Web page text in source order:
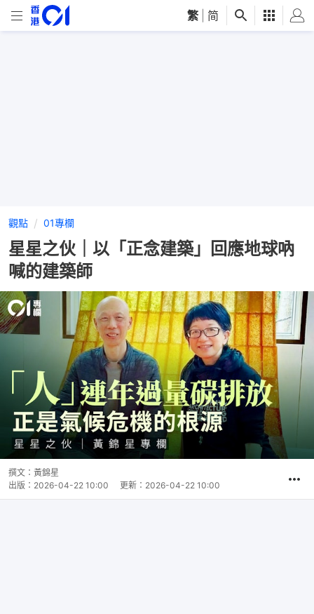
繁 简
觀點 01專欄
星星之伙｜以「正念建築」回應地球吶
喊的建築師
撰文： 黃錦星
出版： 2026-04-22 10:00 更新： 2026-04-22 10:00